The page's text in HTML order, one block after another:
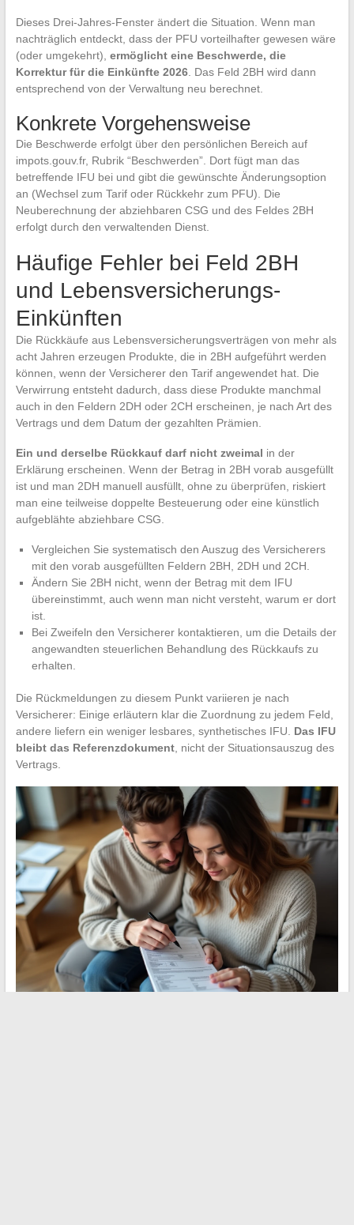
Dieses Drei-Jahres-Fenster ändert die Situation. Wenn man
nachträglich entdeckt, dass der PFU vorteilhafter gewesen wäre
(oder umgekehrt), ermöglicht eine Beschwerde, die
Korrektur für die Einkünfte 2026. Das Feld 2BH wird dann
entsprechend von der Verwaltung neu berechnet.
Konkrete Vorgehensweise
Die Beschwerde erfolgt über den persönlichen Bereich auf
impots.gouv.fr, Rubrik “Beschwerden”. Dort fügt man das
betreffende IFU bei und gibt die gewünschte Änderungsoption
an (Wechsel zum Tarif oder Rückkehr zum PFU). Die
Neuberechnung der abziehbaren CSG und des Feldes 2BH
erfolgt durch den verwaltenden Dienst.
Häufige Fehler bei Feld 2BH
und Lebensversicherungs-
Einkünften
Die Rückkäufe aus Lebensversicherungsverträgen von mehr als
acht Jahren erzeugen Produkte, die in 2BH aufgeführt werden
können, wenn der Versicherer den Tarif angewendet hat. Die
Verwirrung entsteht dadurch, dass diese Produkte manchmal
auch in den Feldern 2DH oder 2CH erscheinen, je nach Art des
Vertrags und dem Datum der gezahlten Prämien.
Ein und derselbe Rückkauf darf nicht zweimal in der
Erklärung erscheinen. Wenn der Betrag in 2BH vorab ausgefüllt
ist und man 2DH manuell ausfüllt, ohne zu überprüfen, riskiert
man eine teilweise doppelte Besteuerung oder eine künstlich
aufgeblähte abziehbare CSG.
Vergleichen Sie systematisch den Auszug des Versicherers
mit den vorab ausgefüllten Feldern 2BH, 2DH und 2CH.
Ändern Sie 2BH nicht, wenn der Betrag mit dem IFU
übereinstimmt, auch wenn man nicht versteht, warum er dort
ist.
Bei Zweifeln den Versicherer kontaktieren, um die Details der
angewandten steuerlichen Behandlung des Rückkaufs zu
erhalten.
Die Rückmeldungen zu diesem Punkt variieren je nach
Versicherer: Einige erläutern klar die Zuordnung zu jedem Feld,
andere liefern ein weniger lesbares, synthetisches IFU. Das IFU
bleibt das Referenzdokument, nicht der Situationsauszug des
Vertrags.